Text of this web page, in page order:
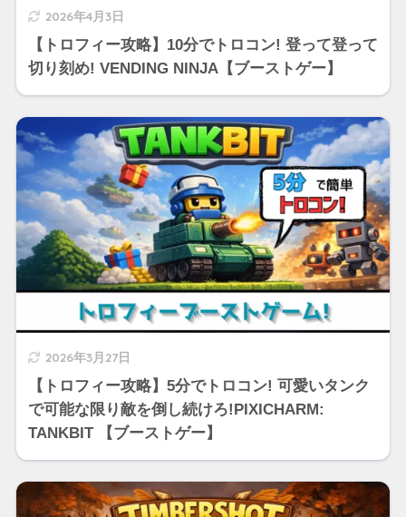
2026年4月3日
【トロフィー攻略】10分でトロコン! 登って登って
切り刻め! VENDING NINJA【ブーストゲー】
2026年3月27日
【トロフィー攻略】5分でトロコン! 可愛いタンク
で可能な限り敵を倒し続けろ!PIXICHARM:
TANKBIT 【ブーストゲー】